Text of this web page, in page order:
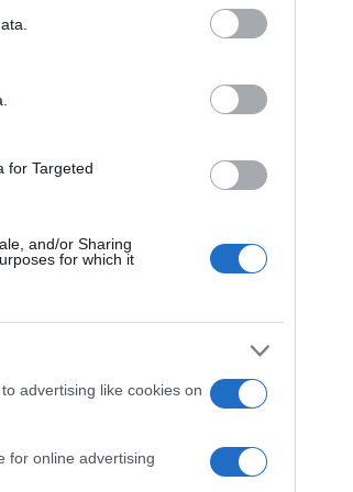
for Targeted
and/or Sharing
for which it
advertising like cookies on
for online advertising
είναι στις προτεραιότητές μου»
ασχέτως που δεν είμαστε